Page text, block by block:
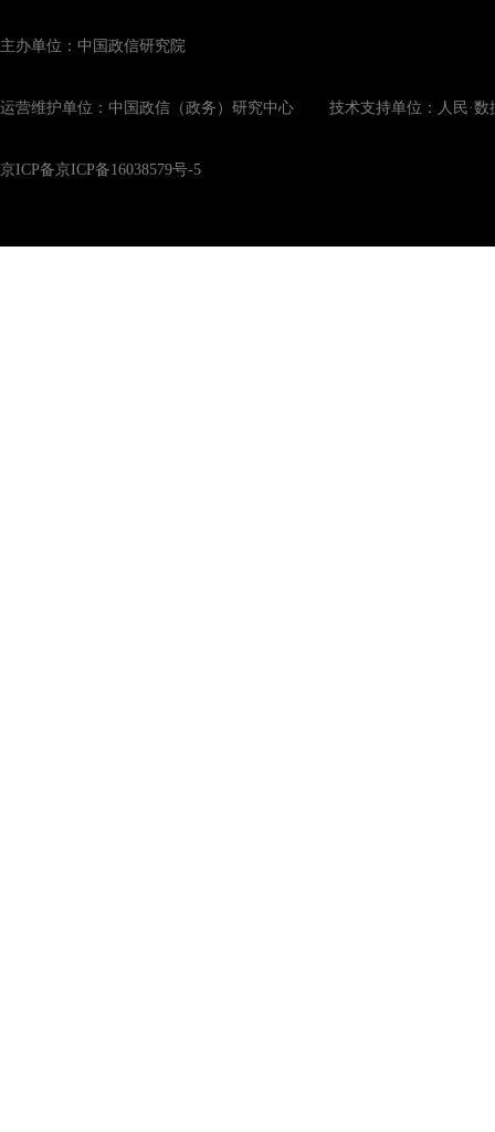
主办单位：中国政信研究院
运营维护单位：中国政信（政务）研究中心 技术支持单位：人民·数
京ICP备京ICP备16038579号-5